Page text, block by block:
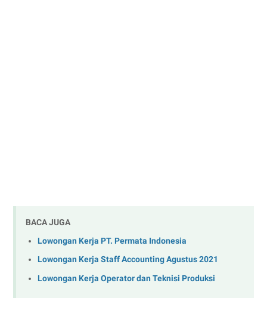
BACA JUGA
Lowongan Kerja PT. Permata Indonesia
Lowongan Kerja Staff Accounting Agustus 2021
Lowongan Kerja Operator dan Teknisi Produksi